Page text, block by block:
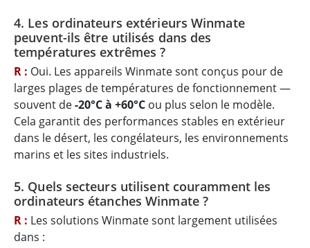
4. Les ordinateurs extérieurs Winmate
peuvent-ils être utilisés dans des
températures extrêmes ?
R : Oui. Les appareils Winmate sont conçus pour de
larges plages de températures de fonctionnement —
souvent de-20°C à +60°C ou plus selon le modèle.
Cela garantit des performances stables en extérieur
dans le désert, les congélateurs, les environnements
marins et les sites industriels.
5. Quels secteurs utilisent couramment les
ordinateurs étanches Winmate ?
R : Les solutions Winmate sont largement utilisées
dans :